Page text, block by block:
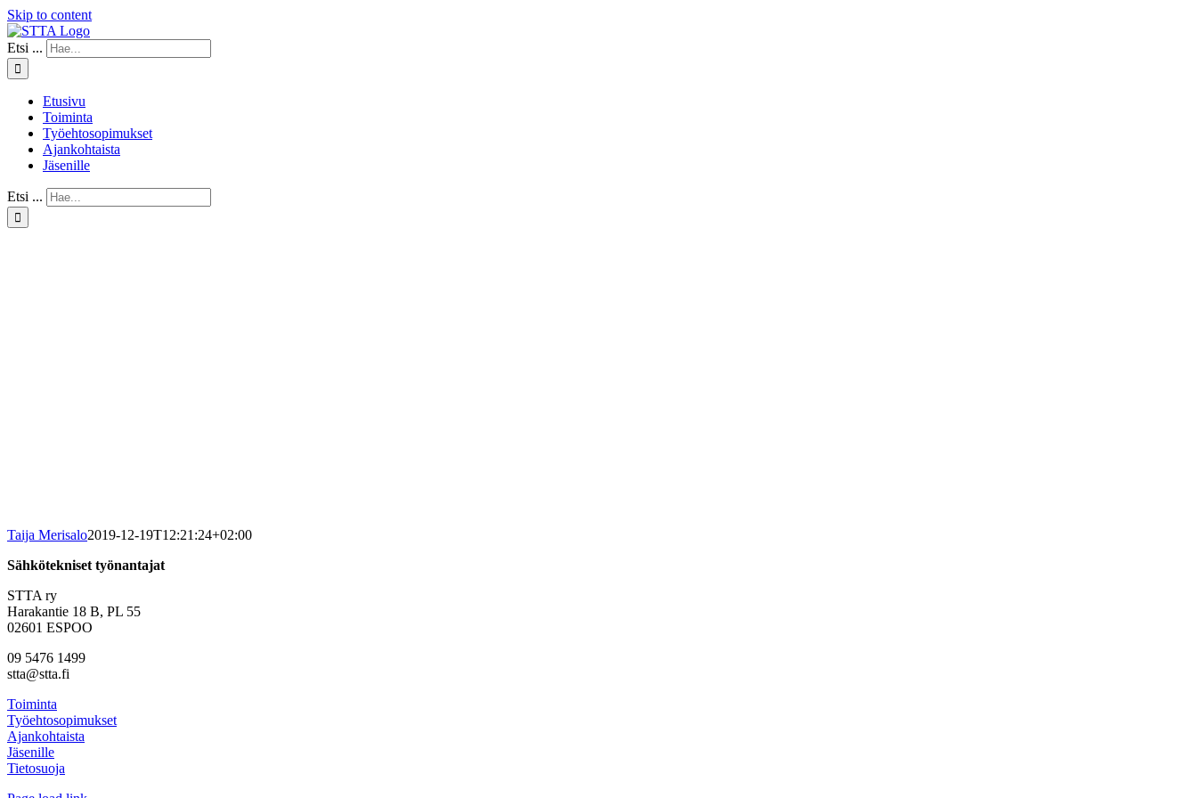
Skip to content
Etsi ...
Etusivu
Toiminta
Työehtosopimukset
Ajankohtaista
Jäsenille
Etsi ...
Taija Merisalo2019-12-19T12:21:24+02:00
Sähkötekniset työnantajat
STTA ry
Harakantie 18 B, PL 55
02601 ESPOO
09 5476 1499
stta@stta.fi
Toiminta
Työehtosopimukset
Ajankohtaista
Jäsenille
Tietosuoja